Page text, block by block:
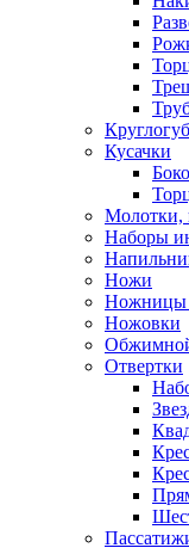
Кусачки
Молотки,
Наборы
Ножи
Ножницы
Ножовки
Отвертки